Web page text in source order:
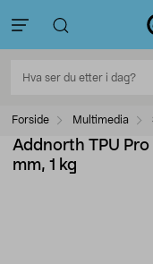
Forside Multimedia
Addnorth TPU
mm, 1 kg